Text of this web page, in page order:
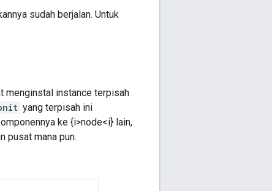
sudah berjalan. Untuk
menginstal instance terpisah
yang terpisah ini
ke {i>node<i} lain,
pusat mana pun.